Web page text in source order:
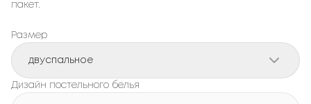
пакет.
Размер
двуспальное
Дизайн постельного белья